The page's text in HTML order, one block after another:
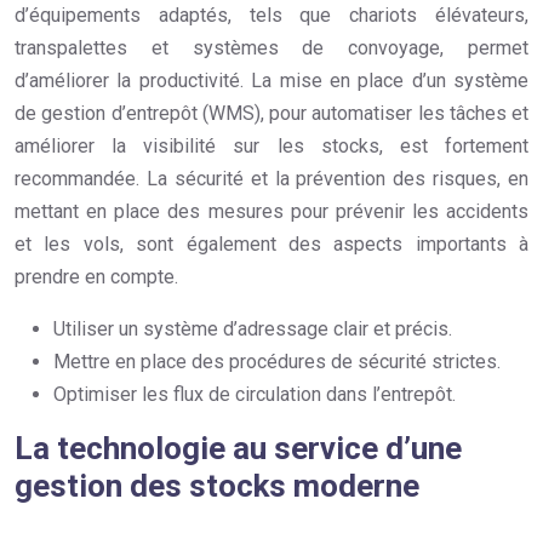
d’équipements adaptés, tels que chariots élévateurs,
transpalettes et systèmes de convoyage, permet
d’améliorer la productivité. La mise en place d’un système
de gestion d’entrepôt (WMS), pour automatiser les tâches et
améliorer la visibilité sur les stocks, est fortement
recommandée. La sécurité et la prévention des risques, en
mettant en place des mesures pour prévenir les accidents
et les vols, sont également des aspects importants à
prendre en compte.
Utiliser un système d’adressage clair et précis.
Mettre en place des procédures de sécurité strictes.
Optimiser les flux de circulation dans l’entrepôt.
La technologie au service d’une
gestion des stocks moderne